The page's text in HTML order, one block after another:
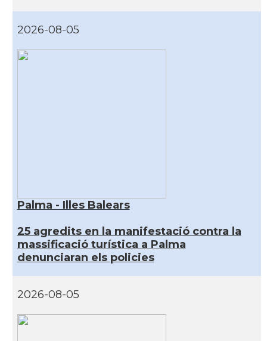
2026-08-05
Palma - Illes Balears
25 agredits en la manifestació contra la
massificació turística a Palma
denunciaran els policies
2026-08-05